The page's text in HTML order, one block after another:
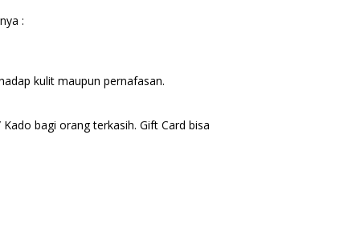
:
kulit maupun pernafasan.
bagi orang terkasih. Gift Card bisa